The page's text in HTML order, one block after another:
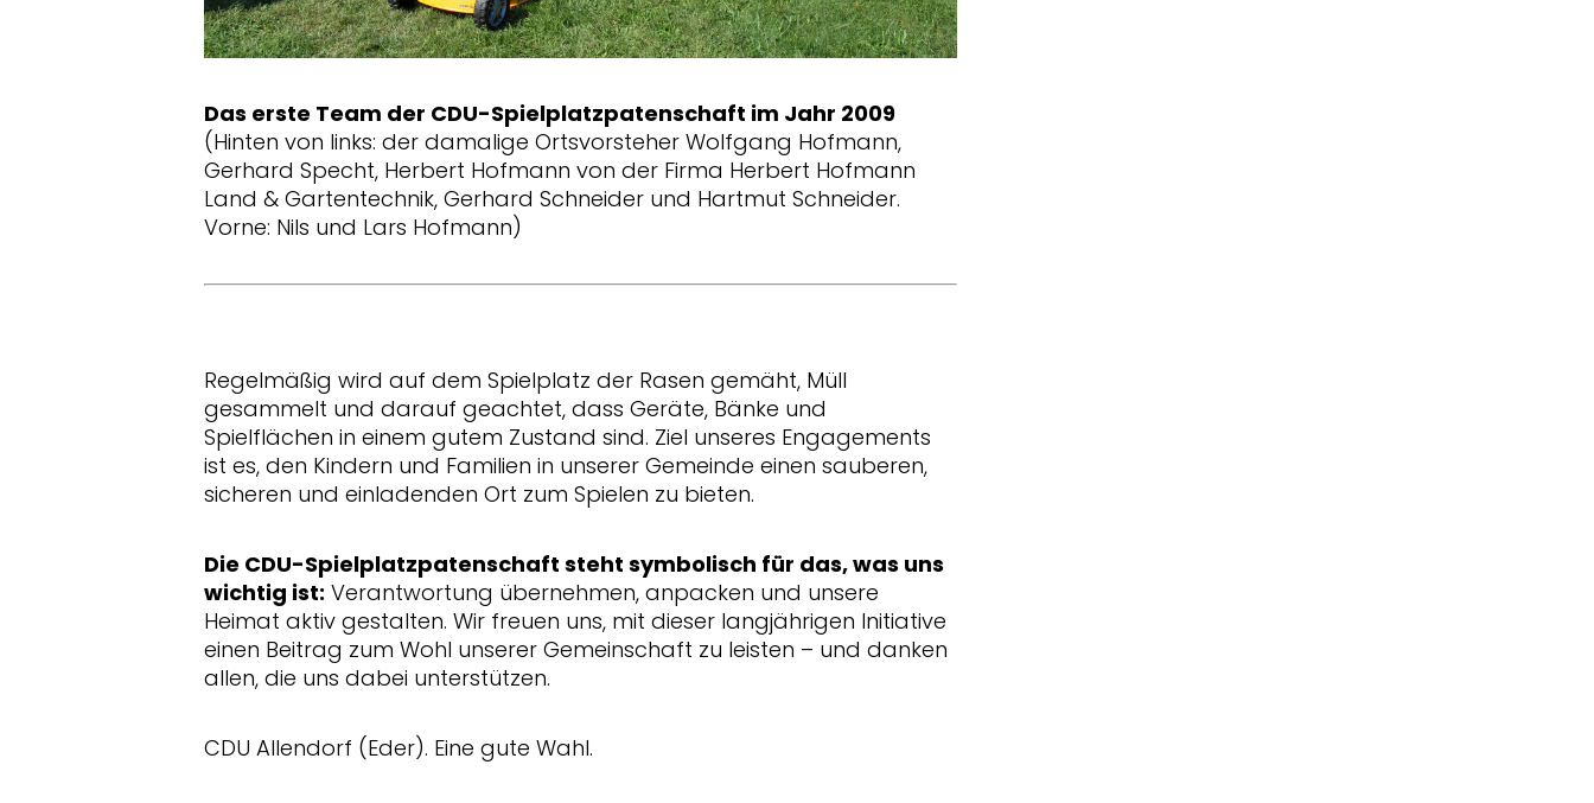
Das erste Team der CDU-Spielplatzpatenschaft im Jahr 2009
(Hinten von links: der damalige Ortsvorsteher Wolfgang Hofmann,
Gerhard Specht, Herbert Hofmann von der Firma Herbert Hofmann
Land & Gartentechnik, Gerhard Schneider und Hartmut Schneider.
Vorne: Nils und Lars Hofmann)
Regelmäßig wird auf dem Spielplatz der Rasen gemäht, Müll
gesammelt und darauf geachtet, dass Geräte, Bänke und
Spielflächen in einem gutem Zustand sind. Ziel unseres Engagements
ist es, den Kindern und Familien in unserer Gemeinde einen sauberen,
sicheren und einladenden Ort zum Spielen zu bieten.
Die CDU-Spielplatzpatenschaft steht symbolisch für das, was uns
wichtig ist: Verantwortung übernehmen, anpacken und unsere
Heimat aktiv gestalten. Wir freuen uns, mit dieser langjährigen Initiative
einen Beitrag zum Wohl unserer Gemeinschaft zu leisten – und danken
allen, die uns dabei unterstützen.
CDU Allendorf (Eder). Eine gute Wahl.